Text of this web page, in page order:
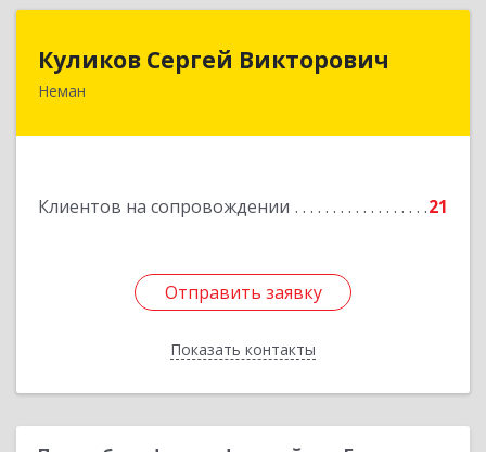
Куликов Сергей Викторович
Неман
Клиентов на сопровождении 21
Отправить заявку
Показать контакты
Куликов Сергей Викторович
Отправить заявку
Назад